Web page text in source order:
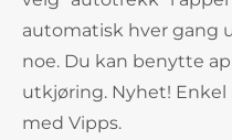
automatisk hver gang
noe. Du kan benytte
utkjøring. Nyhet!
med Vipps.